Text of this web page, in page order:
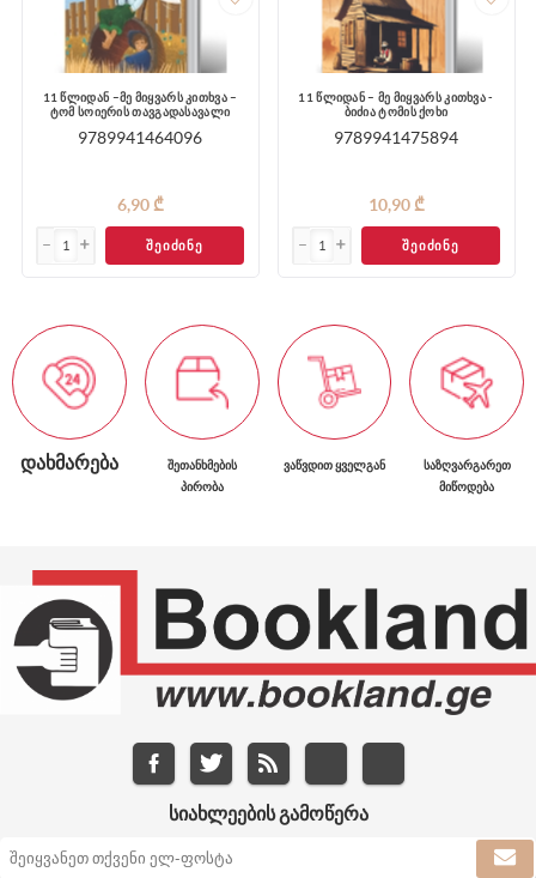
11 წლიდან –მე მიყვარს კითხვა –
ტომ სოიერის თავგადასავალი
9789941464096
6,90 ₾
ᲨᲔᲘᲫᲘᲜᲔ
11 წლიდან – მე მიყვარს კითხვა -
ბიძია ტომის ქოხი
9789941475894
10,90 ₾
ᲨᲔᲘᲫᲘᲜᲔ
ᲓᲐᲮᲛᲐᲠᲔᲑᲐ
ᲨᲔᲗᲐᲜᲮᲛᲔᲑᲘᲡ
ᲞᲘᲠᲝᲑᲐ
ᲕᲐᲬᲕᲓᲘᲗ ᲧᲕᲔᲚᲒᲐᲜ
ᲡᲐᲖᲦᲕᲐᲠᲒᲐᲠᲔᲗ
ᲛᲘᲬᲝᲓᲔᲑᲐ
ᲡᲘᲐᲮᲚᲔᲔᲑᲘᲡ ᲒᲐᲛᲝᲬᲔᲠᲐ